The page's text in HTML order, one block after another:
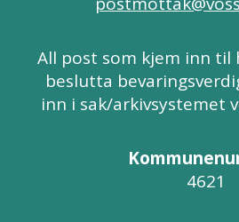
All post som kjem inn til
beslutta
inn i sak/arkivsystemet
4621